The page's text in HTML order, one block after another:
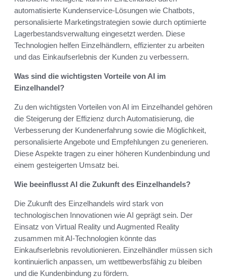
automatisierte Kundenservice-Lösungen wie Chatbots,
personalisierte Marketingstrategien sowie durch optimierte
Lagerbestandsverwaltung eingesetzt werden. Diese
Technologien helfen Einzelhändlern, effizienter zu arbeiten
und das Einkaufserlebnis der Kunden zu verbessern.
Was sind die wichtigsten Vorteile von AI im
Einzelhandel?
Zu den wichtigsten Vorteilen von AI im Einzelhandel gehören
die Steigerung der Effizienz durch Automatisierung, die
Verbesserung der Kundenerfahrung sowie die Möglichkeit,
personalisierte Angebote und Empfehlungen zu generieren.
Diese Aspekte tragen zu einer höheren Kundenbindung und
einem gesteigerten Umsatz bei.
Wie beeinflusst AI die Zukunft des Einzelhandels?
Die Zukunft des Einzelhandels wird stark von
technologischen Innovationen wie AI geprägt sein. Der
Einsatz von Virtual Reality und Augmented Reality
zusammen mit AI-Technologien könnte das
Einkaufserlebnis revolutionieren. Einzelhändler müssen sich
kontinuierlich anpassen, um wettbewerbsfähig zu bleiben
und die Kundenbindung zu fördern.